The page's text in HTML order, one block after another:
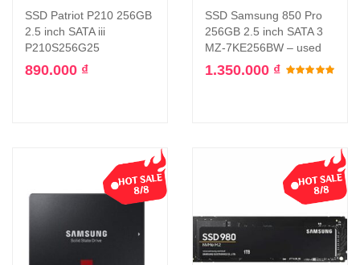
SSD Patriot P210 256GB
2.5 inch SATA iii
P210S256G25
890.000 ₫
SSD Samsung 850 Pro
256GB 2.5 inch SATA 3
MZ-7KE256BW – used
1.350.000 ₫